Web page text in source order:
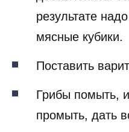
результате
мясные кубики.
Поставить
Грибы помыть,
промыть, дать